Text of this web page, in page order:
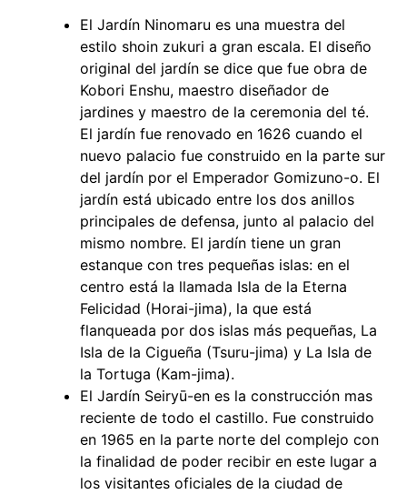
El Jardín Ninomaru es una muestra del
estilo shoin zukuri a gran escala. El diseño
original del jardín se dice que fue obra de
Kobori Enshu, maestro diseñador de
jardines y maestro de la ceremonia del té.
El jardín fue renovado en 1626 cuando el
nuevo palacio fue construido en la parte sur
del jardín por el Emperador Gomizuno-o. El
jardín está ubicado entre los dos anillos
principales de defensa, junto al palacio del
mismo nombre. El jardín tiene un gran
estanque con tres pequeñas islas: en el
centro está la llamada Isla de la Eterna
Felicidad (Horai-jima), la que está
flanqueada por dos islas más pequeñas, La
Isla de la Cigueña (Tsuru-jima) y La Isla de
la Tortuga (Kam-jima).
El Jardín Seiryū-en es la construcción mas
reciente de todo el castillo. Fue construido
en 1965 en la parte norte del complejo con
la finalidad de poder recibir en este lugar a
los visitantes oficiales de la ciudad de